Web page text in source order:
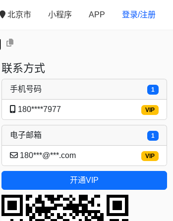
北京市 小程序 APP 登录/注册
联系方式
1
手机号码
VIP
180****7977
1
电子邮箱
VIP
180***@***.com
开通VIP